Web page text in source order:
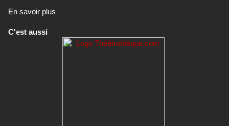
En savoir plus
C'est aussi